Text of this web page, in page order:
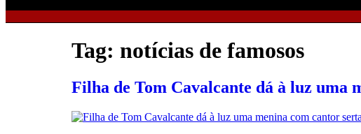
Tag: notícias de famosos
Filha de Tom Cavalcante dá à luz uma